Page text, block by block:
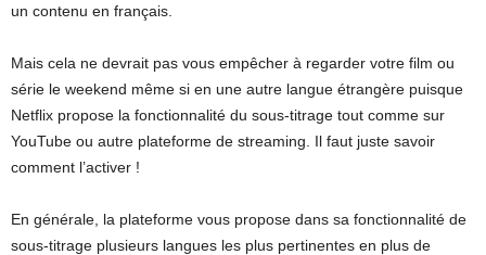
un contenu en français.
Mais cela ne devrait pas vous empêcher à regarder votre film ou
série le weekend même si en une autre langue étrangère puisque
Netflix propose la fonctionnalité du sous-titrage tout comme sur
YouTube ou autre plateforme de streaming. Il faut juste savoir
comment l’activer !
En générale, la plateforme vous propose dans sa fonctionnalité de
sous-titrage plusieurs langues les plus pertinentes en plus de